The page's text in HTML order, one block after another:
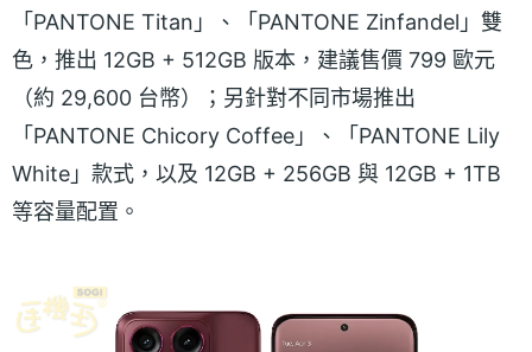
「PANTONE Titan」、「PANTONE Zinfandel」雙
色，推出 12GB + 512GB 版本，建議售價 799 歐元
（約 29,600 台幣）；另針對不同市場推出
「PANTONE Chicory Coffee」、「PANTONE Lily
White」款式，以及 12GB + 256GB 與 12GB + 1TB
等容量配置。